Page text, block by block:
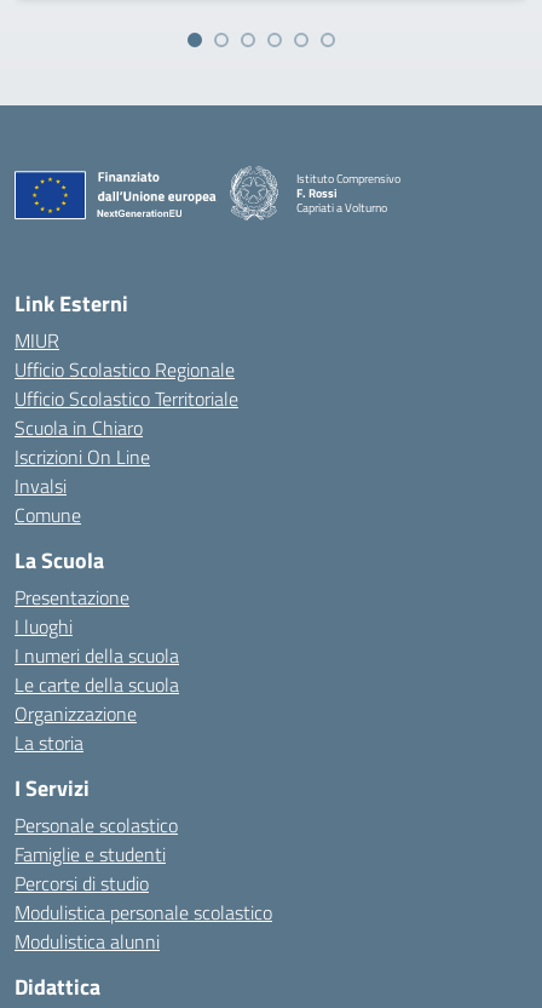
Istituto Comprensivo
F. Rossi
Capriati a Volturno
— Visita la pagina iniziale della scuola
Link Esterni
MIUR
Ufficio Scolastico Regionale
Ufficio Scolastico Territoriale
Scuola in Chiaro
Iscrizioni On Line
Invalsi
Comune
La Scuola
Presentazione
I luoghi
I numeri della scuola
Le carte della scuola
Organizzazione
La storia
I Servizi
Personale scolastico
Famiglie e studenti
Percorsi di studio
Modulistica personale scolastico
Modulistica alunni
Didattica